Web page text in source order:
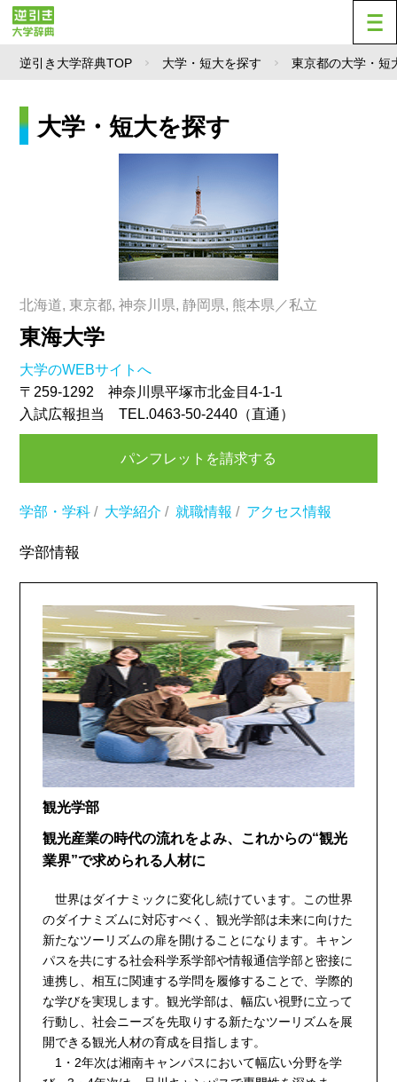
逆引き大学辞典TOP 大学・短大を探す 東京都の大学・短
大学・短大を探す
北海道, 東京都, 神奈川県, 静岡県, 熊本県／私立
東海大学
大学のWEBサイトへ
〒259-1292 神奈川県平塚市北金目4-1-1
入試広報担当 TEL.0463-50-2440（直通）
パンフレットを請求する
学部・学科 / 大学紹介 / 就職情報 / アクセス情報
学部情報
観光学部
観光産業の時代の流れをよみ、これからの“観光
業界”で求められる人材に
世界はダイナミックに変化し続けています。この世界
のダイナミズムに対応すべく、観光学部は未来に向けた
新たなツーリズムの扉を開けることになります。キャン
パスを共にする社会科学系学部や情報通信学部と密接に
連携し、相互に関連する学問を履修することで、学際的
な学びを実現します。観光学部は、幅広い視野に立って
行動し、社会ニーズを先取りする新たなツーリズムを展
開できる観光人材の育成を目指します。
1・2年次は湘南キャンパスにおいて幅広い分野を学